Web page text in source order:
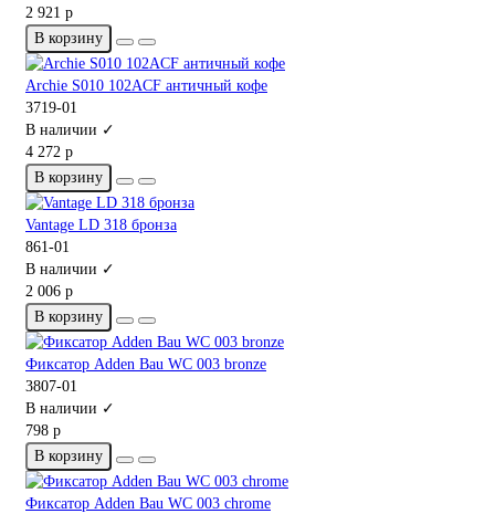
2 921 р
В корзину
Archie S010 102ACF античный кофе
3719-01
В наличии ✓
4 272 р
В корзину
Vantage LD 318 бронза
861-01
В наличии ✓
2 006 р
В корзину
Фиксатор Adden Bau WC 003 bronze
3807-01
В наличии ✓
798 р
В корзину
Фиксатор Adden Bau WC 003 chrome